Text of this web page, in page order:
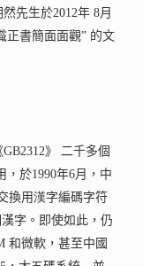
然先生於2012年 8月
正書簡面面觀” 的文
GB2312》 二千多個
，於1990年6月，中
換用漢字編碼字符
字。即使如此，仍
和微軟，甚至中國